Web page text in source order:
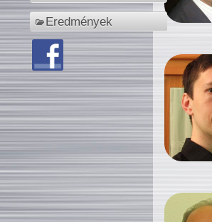
Eredmények